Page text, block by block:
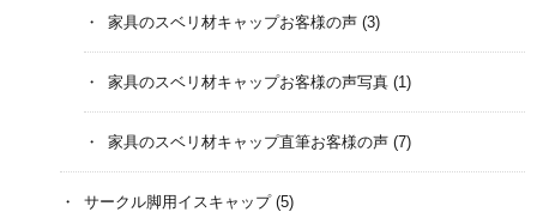
家具のスベリ材キャップお客様の声 (3)
家具のスベリ材キャップお客様の声写真 (1)
家具のスベリ材キャップ直筆お客様の声 (7)
サークル脚用イスキャップ(5)